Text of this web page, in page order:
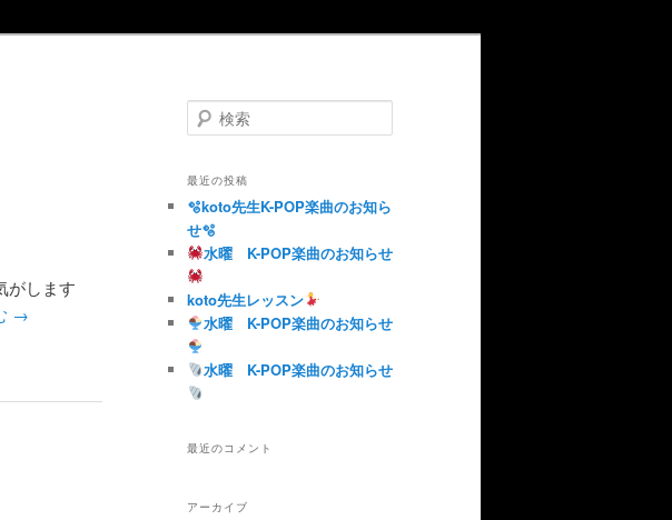
がします
→
検
索
最近の投稿
🫧koto先生K-POP楽曲のお知ら
せ🫧
水曜 K-POP楽曲のお知らせ
koto先生レッスン
水曜 K-POP楽曲のお知らせ
水曜 K-POP楽曲のお知らせ
最近のコメント
アーカイブ